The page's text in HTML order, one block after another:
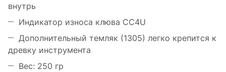
внутрь
Индикатор износа клюва CC4U
Дополнительный темляк (1305) легко крепится к
древку инструмента
Вес: 250 гр